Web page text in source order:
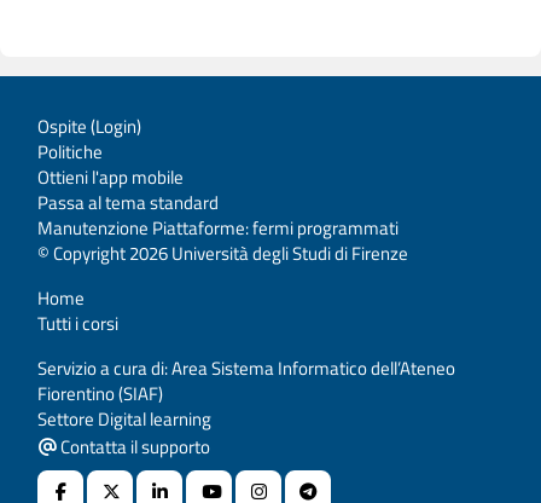
Ospite (Login)
Politiche
Ottieni l'app mobile
Passa al tema standard
Manutenzione Piattaforme: fermi programmati
© Copyright 2026 Università degli Studi di Firenze
Home
Tutti i corsi
Servizio a cura di: Area Sistema Informatico dell’Ateneo
Fiorentino (SIAF)
Settore Digital learning
Contatta il supporto